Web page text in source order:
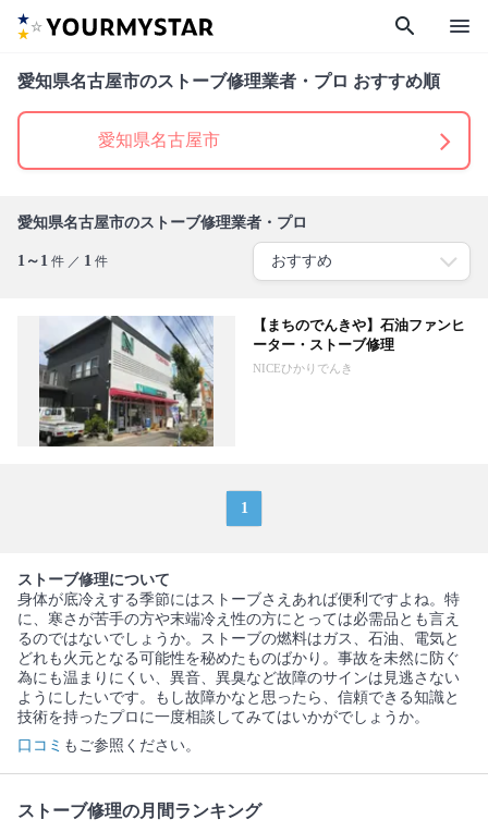
search menu
愛知県名古屋市のストーブ修理業者・プロ おすすめ順
愛知県名古屋市
愛知県名古屋市のストーブ修理業者・プロ
1～1 件 ／ 1 件
【まちのでんきや】石油ファンヒ
ーター・ストーブ修理
NICEひかりでんき
1
ストーブ修理について
身体が底冷えする季節にはストーブさえあれば便利ですよね。特
に、寒さが苦手の方や末端冷え性の方にとっては必需品とも言え
るのではないでしょうか。ストーブの燃料はガス、石油、電気と
どれも火元となる可能性を秘めたものばかり。事故を未然に防ぐ
為にも温まりにくい、異音、異臭など故障のサインは見逃さない
ようにしたいです。もし故障かなと思ったら、信頼できる知識と
技術を持ったプロに一度相談してみてはいかがでしょうか。
口コミ もご参照ください。
ストーブ修理の月間ランキング